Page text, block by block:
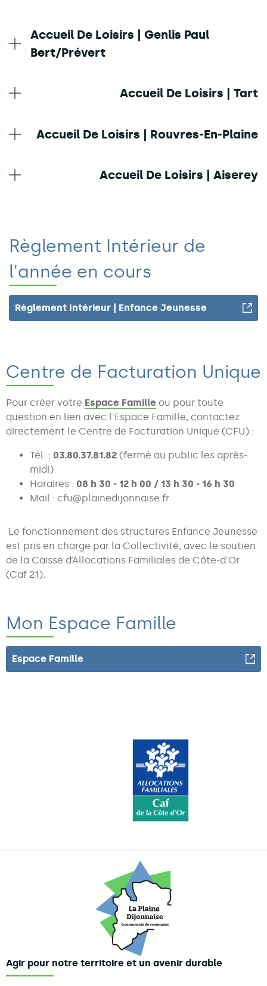
Accueil De Loisirs | Genlis Paul
Bert/Prévert
Accueil De Loisirs | Tart
Accueil De Loisirs | Rouvres-En-Plaine
Accueil De Loisirs | Aiserey
Règlement Intérieur de
l'année en cours
Règlement Intérieur | Enfance Jeunesse
Centre de Facturation Unique
Pour créer votre Espace Famille ou pour toute
question en lien avec l'Espace Famille, contactez
directement le Centre de Facturation Unique (CFU) :
Tél. : 03.80.37.81.82 (fermé au public les après-
midi)
Horaires : 08 h 30 - 12 h 00 / 13 h 30 - 16 h 30
Mail : cfu@plainedijonnaise.fr
Le fonctionnement des structures Enfance Jeunesse
est pris en charge par la Collectivité, avec le soutien
de la Caisse d’Allocations Familiales de Côte-d'Or
(Caf 21).
Mon Espace Famille
Espace Famille
Agir pour notre territoire et un avenir durable